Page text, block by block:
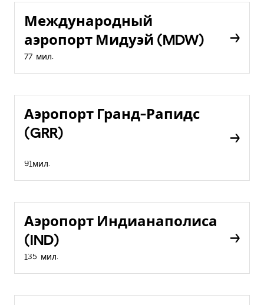
Международный
аэропорт Мидуэй (MDW)
77 мил.
Аэропорт Гранд-Рапидс
(GRR)
91мил.
Аэропорт Индианаполиса
(IND)
135 мил.